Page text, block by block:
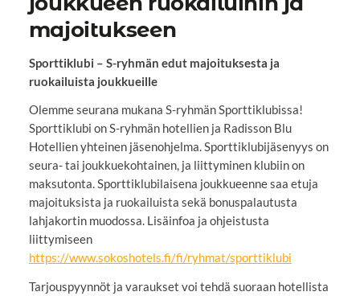
majoitukseen
Sporttiklubi – S-ryhmän edut majoituksesta ja
ruokailuista joukkueille
Olemme seurana mukana S-ryhmän Sporttiklubissa!
Sporttiklubi on S-ryhmän hotellien ja Radisson Blu
Hotellien yhteinen jäsenohjelma. Sporttiklubijäsenyys on
seura- tai joukkuekohtainen, ja liittyminen klubiin on
maksutonta. Sporttiklubilaisena joukkueenne saa etuja
majoituksista ja ruokailuista sekä bonuspalautusta
lahjakortin muodossa. Lisäinfoa ja ohjeistusta
liittymiseen
https://www.sokoshotels.fi/fi/ryhmat/sporttiklubi
Tarjouspyynnöt ja varaukset voi tehdä suoraan hotellista